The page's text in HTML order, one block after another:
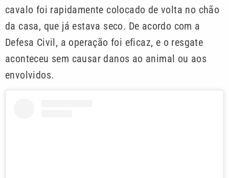
cavalo foi rapidamente colocado de volta no chão
da casa, que já estava seco. De acordo com a
Defesa Civil, a operação foi eficaz, e o resgate
aconteceu sem causar danos ao animal ou aos
envolvidos.